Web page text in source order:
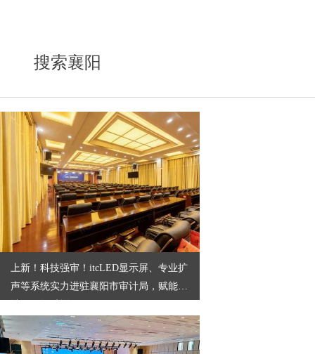
搜索襄阳
上新！科技强审！itcLED显示屏、专业扩
声等系统实力进驻襄阳市审计局，赋能审